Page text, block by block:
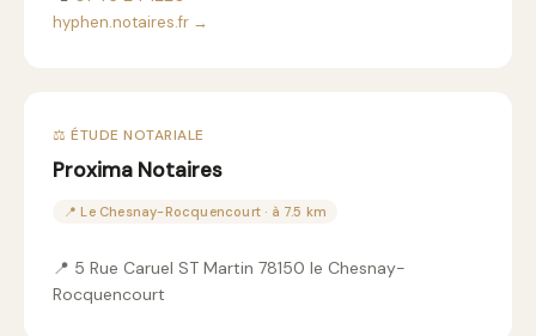
hyphen.notaires.fr →
⚖️ ÉTUDE NOTARIALE
Proxima Notaires
📍 Le Chesnay-Rocquencourt · à 7.5 km
📍 5 Rue Caruel ST Martin 78150 le Chesnay-
Rocquencourt